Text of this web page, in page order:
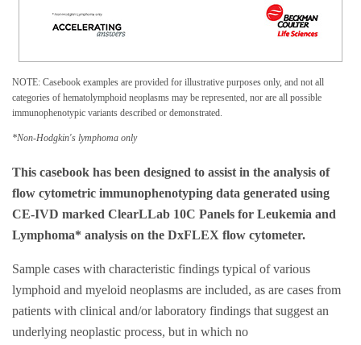
NOTE: Casebook examples are provided for illustrative purposes only, and not all
categories of hematolymphoid neoplasms may be represented, nor are all possible
immunophenotypic variants described or demonstrated.
*Non-Hodgkin's lymphoma only
This casebook has been designed to assist in the analysis of
flow cytometric immunophenotyping data generated using
CE-IVD marked ClearLLab 10C Panels for Leukemia and
Lymphoma* analysis on the DxFLEX flow cytometer.
Sample cases with characteristic findings typical of various
lymphoid and myeloid neoplasms are included, as are cases from
patients with clinical and/or laboratory findings that suggest an
underlying neoplastic process, but in which no